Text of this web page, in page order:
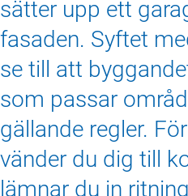
sätter upp ett
fasaden. Syftet
se till att
som passar
gällande regler.
vänder du dig till
lämnar du in